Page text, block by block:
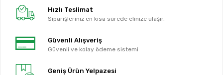
Hızlı Teslimat
Siparişleriniz en kısa sürede elinize ulaşır.
Güvenli Alışveriş
Güvenli ve kolay ödeme sistemi
Geniş Ürün Yelpazesi